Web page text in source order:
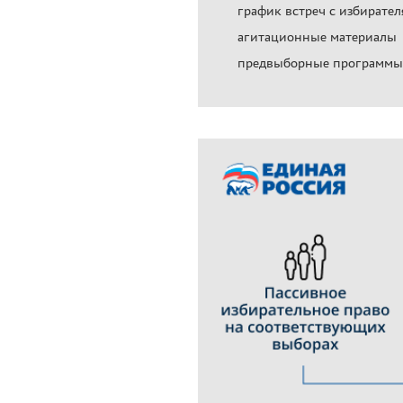
график встреч с
агитационные материалы
предвыборные программы